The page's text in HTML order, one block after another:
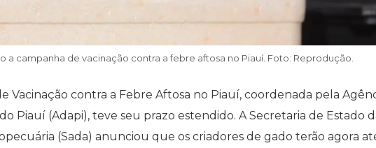
a campanha de vacinação contra a febre aftosa no Piauí. Foto: Reprodução.
Vacinação contra a Febre Aftosa no Piauí, coordenada pela
Piauí (Adapi), teve seu prazo estendido. A Secretaria de Estado
(Sada) anunciou que os criadores de gado terão agora